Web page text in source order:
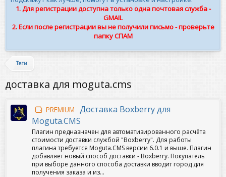
1. Для регистрации доступна только одна почтовая служба -
GMAIL
2. Если после регистрации вы не получили письмо - проверьте
папку СПАМ
Теги
доставка для moguta.cms
PREMIUM Доставка Boxberry для
Moguta.CMS
Плагин предназначен для автоматизированного расчёта
стоимости доставки службой "Boxberry". Для работы
плагина требуется Moguta.CMS версии 6.0.1 и выше. Плагин
добавляет новый способ доставки - Boxberry. Покупатель
при выборе данного способа доставки вводит город для
получения заказа и из...